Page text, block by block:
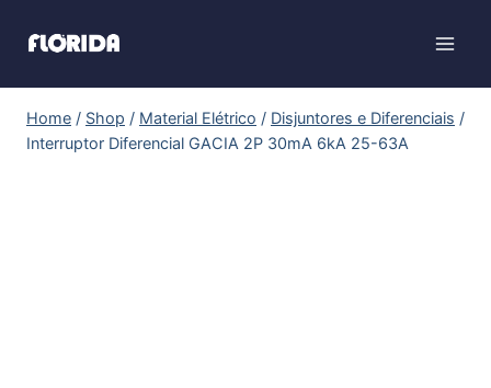
Home / Shop / Material Elétrico / Disjuntores e Diferenciais /
Interruptor Diferencial GACIA 2P 30mA 6kA 25-63A